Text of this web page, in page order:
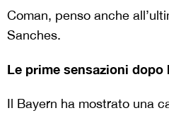
Coman, penso anche
Sanches.
Le prime sensazioni dopo
Il Bayern ha mostrato una